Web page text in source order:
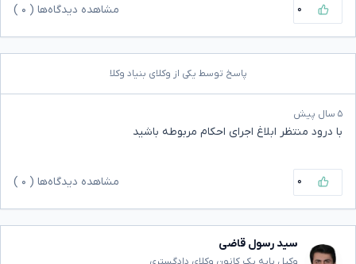
۰ مشاهده دیدگاه‌ها ( ۰
پاسخ توسط یکی از وکلای بنیاد وکلا
۵ سال پیش
با درود منتظر ابلاغ اجرای احکام مربوطه باشید
۰ مشاهده دیدگاه‌ها ( ۰
سید رسول قاضی